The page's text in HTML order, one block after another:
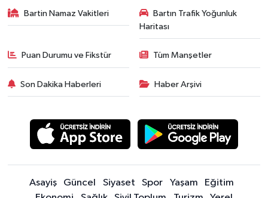
Bartin Namaz Vakitleri
Bartın Trafik Yoğunluk
Haritası
Puan Durumu ve Fikstür Tüm Manşetler
Son Dakika Haberleri Haber Arşivi
Asayiş Güncel Siyaset Spor Yaşam
Eğitim